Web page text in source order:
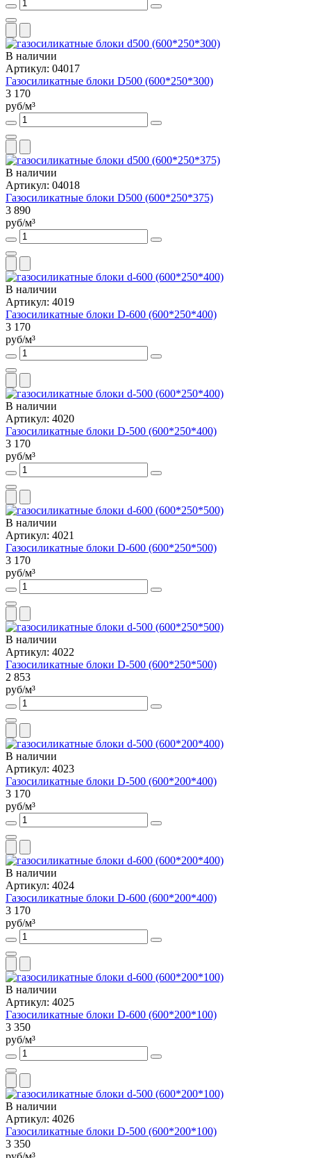
В наличии
Артикул: 04017
Газосиликатные блоки D500 (600*250*300)
3 170
руб/м³
В наличии
Артикул: 04018
Газосиликатные блоки D500 (600*250*375)
3 890
руб/м³
В наличии
Артикул: 4019
Газосиликатные блоки D-600 (600*250*400)
3 170
руб/м³
В наличии
Артикул: 4020
Газосиликатные блоки D-500 (600*250*400)
3 170
руб/м³
В наличии
Артикул: 4021
Газосиликатные блоки D-600 (600*250*500)
3 170
руб/м³
В наличии
Артикул: 4022
Газосиликатные блоки D-500 (600*250*500)
2 853
руб/м³
В наличии
Артикул: 4023
Газосиликатные блоки D-500 (600*200*400)
3 170
руб/м³
В наличии
Артикул: 4024
Газосиликатные блоки D-600 (600*200*400)
3 170
руб/м³
В наличии
Артикул: 4025
Газосиликатные блоки D-600 (600*200*100)
3 350
руб/м³
В наличии
Артикул: 4026
Газосиликатные блоки D-500 (600*200*100)
3 350